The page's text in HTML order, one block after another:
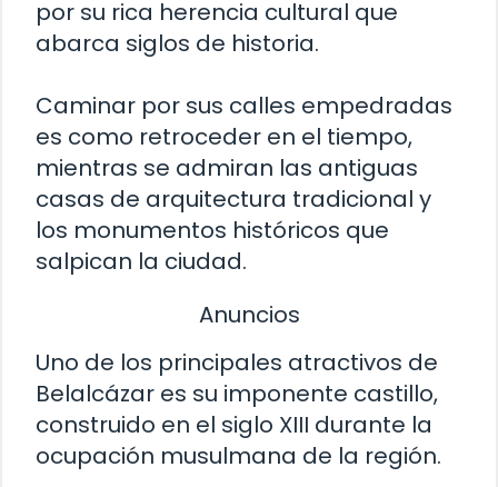
por su rica herencia cultural que
abarca siglos de historia.
Caminar por sus calles empedradas
es como retroceder en el tiempo,
mientras se admiran las antiguas
casas de arquitectura tradicional y
los monumentos históricos que
salpican la ciudad.
Anuncios
Uno de los principales atractivos de
Belalcázar es su imponente castillo,
construido en el siglo XIII durante la
ocupación musulmana de la región.